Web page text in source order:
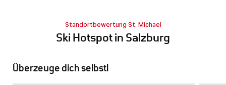
Standortbewertung St. Michael
Ski Hotspot in Salzburg
Überzeuge dich selbst!